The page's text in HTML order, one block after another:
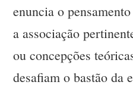
enuncia o
a associação
ou concepções
desafiam o bastão da